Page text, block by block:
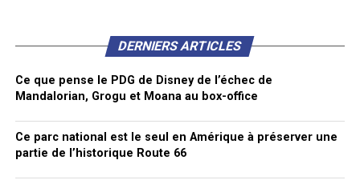
DERNIERS ARTICLES
Ce que pense le PDG de Disney de l’échec de
Mandalorian, Grogu et Moana au box-office
Ce parc national est le seul en Amérique à préserver une
partie de l’historique Route 66